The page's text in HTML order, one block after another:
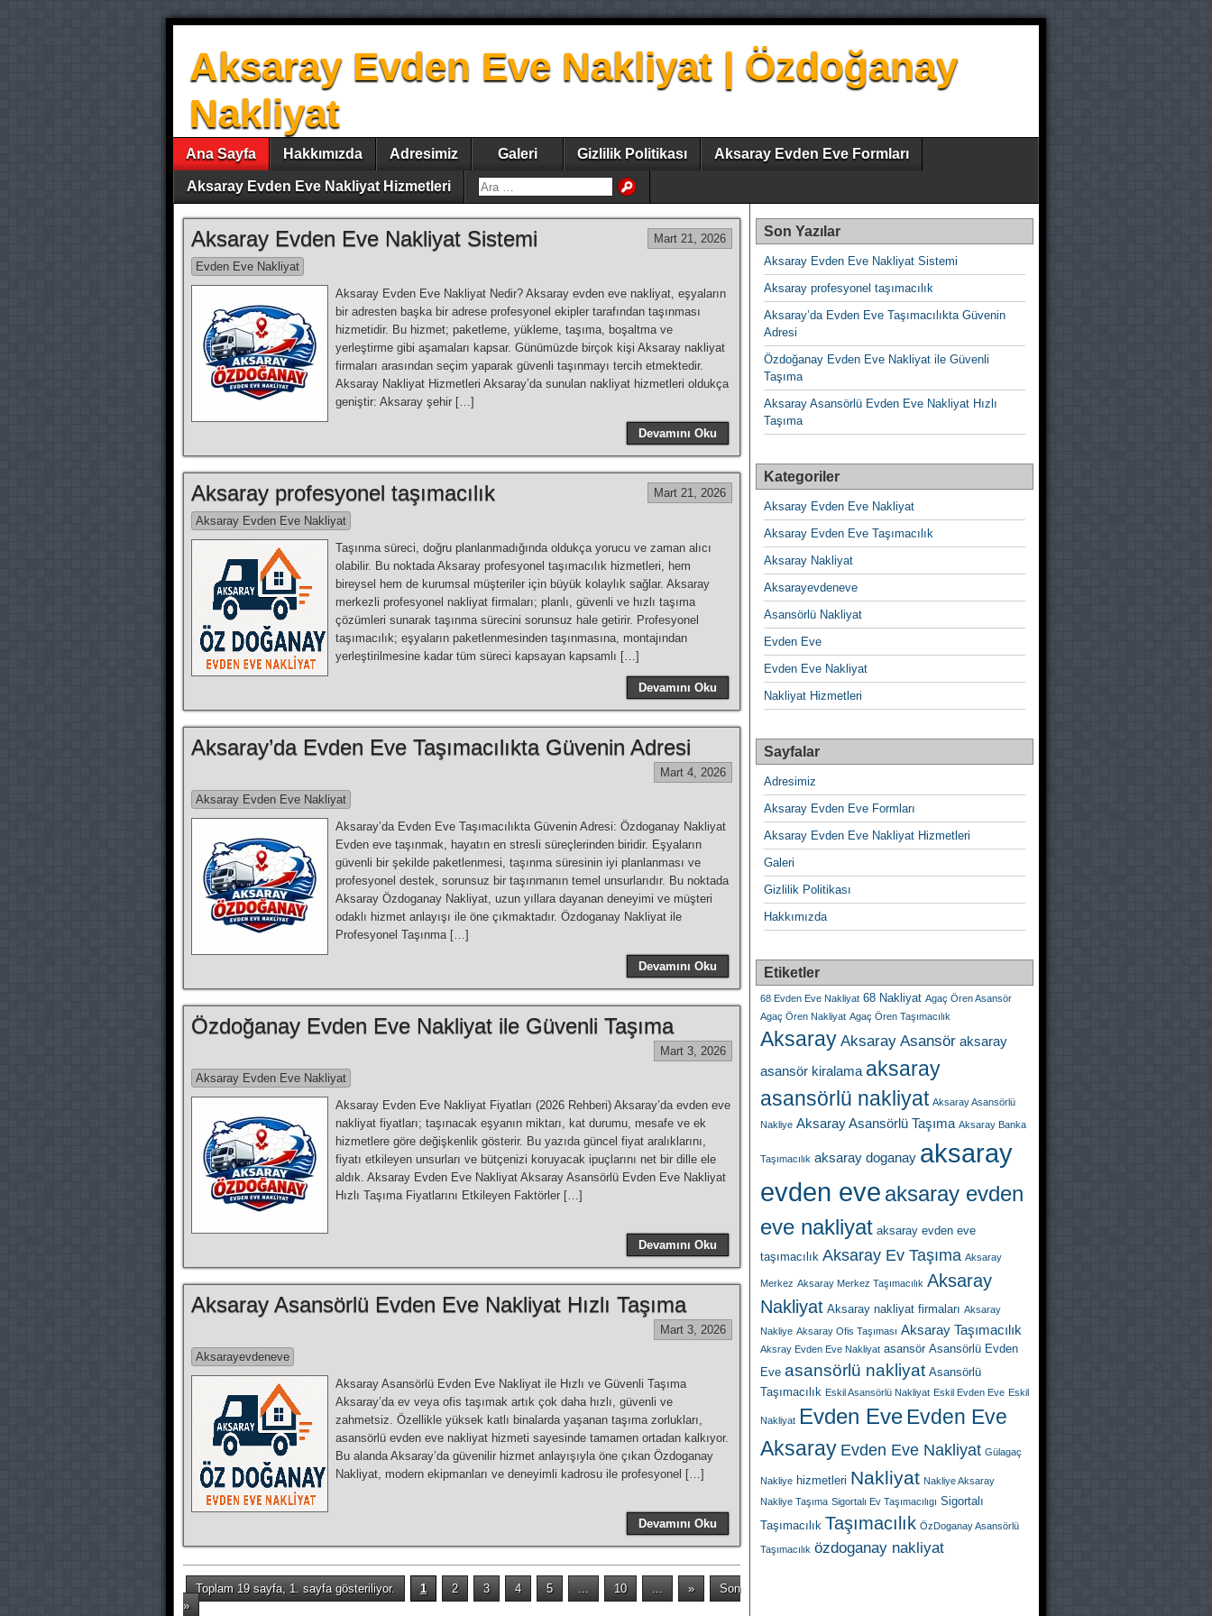
Aksaray Evden Eve Nakliyat | Özdoğanay
Nakliyat
Ana Sayfa Hakkımızda Adresimiz Galeri Gizlilik Politikası Aksaray Evden Eve Formları
Aksaray Evden Eve Nakliyat Hizmetleri
Aksaray Evden Eve Nakliyat Sistemi Mart 21, 2026
Evden Eve Nakliyat
Aksaray Evden Eve Nakliyat Nedir? Aksaray evden eve nakliyat, eşyaların
bir adresten başka bir adrese profesyonel ekipler tarafından taşınması
hizmetidir. Bu hizmet; paketleme, yükleme, taşıma, boşaltma ve
yerleştirme gibi aşamaları kapsar. Günümüzde birçok kişi Aksaray nakliyat
firmaları arasından seçim yaparak güvenli taşınmayı tercih etmektedir.
Aksaray Nakliyat Hizmetleri Aksaray’da sunulan nakliyat hizmetleri oldukça
geniştir: Aksaray şehir […]
Devamını Oku
Aksaray profesyonel taşımacılık Mart 21, 2026
Aksaray Evden Eve Nakliyat
Taşınma süreci, doğru planlanmadığında oldukça yorucu ve zaman alıcı
olabilir. Bu noktada Aksaray profesyonel taşımacılık hizmetleri, hem
bireysel hem de kurumsal müşteriler için büyük kolaylık sağlar. Aksaray
merkezli profesyonel nakliyat firmaları; planlı, güvenli ve hızlı taşıma
çözümleri sunarak taşınma sürecini sorunsuz hale getirir. Profesyonel
taşımacılık; eşyaların paketlenmesinden taşınmasına, montajından
yerleştirilmesine kadar tüm süreci kapsayan kapsamlı […]
Devamını Oku
Aksaray’da Evden Eve Taşımacılıkta Güvenin Adresi
Mart 4, 2026
Aksaray Evden Eve Nakliyat
Aksaray’da Evden Eve Taşımacılıkta Güvenin Adresi: Özdoganay Nakliyat
Evden eve taşınmak, hayatın en stresli süreçlerinden biridir. Eşyaların
güvenli bir şekilde paketlenmesi, taşınma süresinin iyi planlanması ve
profesyonel destek, sorunsuz bir taşınmanın temel unsurlarıdır. Bu noktada
Aksaray Özdoganay Nakliyat, uzun yıllara dayanan deneyimi ve müşteri
odaklı hizmet anlayışı ile öne çıkmaktadır. Özdoganay Nakliyat ile
Profesyonel Taşınma […]
Devamını Oku
Özdoğanay Evden Eve Nakliyat ile Güvenli Taşıma
Mart 3, 2026
Aksaray Evden Eve Nakliyat
Aksaray Evden Eve Nakliyat Fiyatları (2026 Rehberi) Aksaray’da evden eve
nakliyat fiyatları; taşınacak eşyanın miktarı, kat durumu, mesafe ve ek
hizmetlere göre değişkenlik gösterir. Bu yazıda güncel fiyat aralıklarını,
fiyatı etkileyen unsurları ve bütçenizi koruyacak ipuçlarını net bir dille ele
aldık. Aksaray Evden Eve Nakliyat Aksaray Asansörlü Evden Eve Nakliyat
Hızlı Taşıma Fiyatlarını Etkileyen Faktörler […]
Devamını Oku
Aksaray Asansörlü Evden Eve Nakliyat Hızlı Taşıma
Mart 3, 2026
Aksarayevdeneve
Aksaray Asansörlü Evden Eve Nakliyat ile Hızlı ve Güvenli Taşıma
Aksaray’da ev veya ofis taşımak artık çok daha hızlı, güvenli ve
zahmetsiz. Özellikle yüksek katlı binalarda yaşanan taşıma zorlukları,
asansörlü evden eve nakliyat hizmeti sayesinde tamamen ortadan kalkıyor.
Bu alanda Aksaray’da güvenilir hizmet anlayışıyla öne çıkan Özdoganay
Nakliyat, modern ekipmanları ve deneyimli kadrosu ile profesyonel […]
Devamını Oku
Toplam 19 sayfa, 1. sayfa gösteriliyor. 1 2 3 4 5 ... 10 ... »
Son
»
Son Yazılar
Aksaray Evden Eve Nakliyat Sistemi
Aksaray profesyonel taşımacılık
Aksaray’da Evden Eve Taşımacılıkta Güvenin
Adresi
Özdoğanay Evden Eve Nakliyat ile Güvenli
Taşıma
Aksaray Asansörlü Evden Eve Nakliyat Hızlı
Taşıma
Kategoriler
Aksaray Evden Eve Nakliyat
Aksaray Evden Eve Taşımacılık
Aksaray Nakliyat
Aksarayevdeneve
Asansörlü Nakliyat
Evden Eve
Evden Eve Nakliyat
Nakliyat Hizmetleri
Sayfalar
Adresimiz
Aksaray Evden Eve Formları
Aksaray Evden Eve Nakliyat Hizmetleri
Galeri
Gizlilik Politikası
Hakkımızda
Etiketler
68 Evden Eve Nakliyat 68 Nakliyat Agaç Ören Asansör
Agaç Ören Nakliyat Agaç Ören Taşımacılık
Aksaray Aksaray Asansör aksaray
asansör kiralama aksaray
asansörlü nakliyat Aksaray Asansörlü
Nakliye Aksaray Asansörlü Taşıma Aksaray Banka
Taşımacılık aksaray doganay aksaray
evden eve aksaray evden
eve nakliyat aksaray evden eve
taşımacılık Aksaray Ev Taşıma Aksaray
Merkez Aksaray Merkez Taşımacılık Aksaray
Nakliyat Aksaray nakliyat firmaları Aksaray
Nakliye Aksaray Ofis Taşıması Aksaray Taşımacılık
Aksray Evden Eve Nakliyat asansör Asansörlü Evden
Eve asansörlü nakliyat Asansörlü
Taşımacılık Eskil Asansörlü Nakliyat Eskil Evden Eve Eskil
Nakliyat Evden EveEvden Eve
Aksaray Evden Eve Nakliyat Gülagaç
Nakliye hizmetleri Nakliyat Nakliye Aksaray
Nakliye Taşıma Sigortalı Ev Taşımacılıgı Sigortalı
Taşımacılık Taşımacılık ÖzDoganay Asansörlü
Taşımacılık özdoganay nakliyat